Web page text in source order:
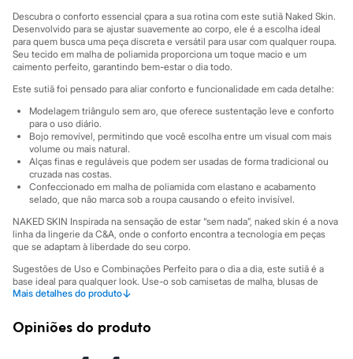
City
Clock House
Mindset
Sawary
Yessica
Moda esportiva
Acessórios
Blusas
Calçados
Leggings
Shorts e Bermudas
Tops
Moda íntima
Calcinhas
Cintas e Modeladores
Meias
Pijamas
Sutiãs e Tops
Moda praia
Biquínis
Maiôs
Personagens
Plus size
Descubra o conforto essencial çpara a sua rotina com este sutiã Naked Skin.
Desenvolvido para se ajustar suavemente ao corpo, ele é a escolha ideal
para quem busca uma peça discreta e versátil para usar com qualquer roupa.
Seu tecido em malha de poliamida proporciona um toque macio e um
caimento perfeito, garantindo bem-estar o dia todo.
Este sutiã foi pensado para aliar conforto e funcionalidade em cada detalhe:
Modelagem triângulo sem aro, que oferece sustentação leve e conforto
para o uso diário.
Bojo removível, permitindo que você escolha entre um visual com mais
volume ou mais natural.
Alças finas e reguláveis que podem ser usadas de forma tradicional ou
cruzada nas costas.
Confeccionado em malha de poliamida com elastano e acabamento
selado, que não marca sob a roupa causando o efeito invisível.
NAKED SKIN Inspirada na sensação de estar “sem nada”, naked skin é a nova
linha da lingerie da C&A, onde o conforto encontra a tecnologia em peças
que se adaptam à liberdade do seu corpo.
Sugestões de Uso e Combinações Perfeito para o dia a dia, este sutiã é a
base ideal para qualquer look. Use-o sob camisetas de malha, blusas de
tecido fino ou camisas sociais, pois seu acabamento selado garante que ele
com decote nadador ou ombros mais à mostra, tornando-o um verdadeiro
coringa no seu guarda-roupa de moda íntima.
A gente se encontra na C&A! ❤
Mais detalhes do produto↓
Opiniões do produto